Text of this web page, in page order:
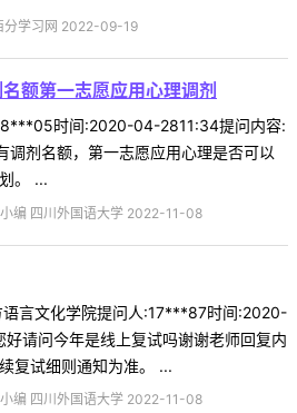
分学习网 2022-09-19
额第一志愿应用心理调剂
时间:2020-04-2811:34提问内容:
调剂名额，第一志愿应用心理是否可以
。 ...
编 四川外国语大学 2022-11-08
语言文化学院提问人:17***87时间:2020-
请问今年是线上复试吗谢谢老师回复内
复试细则通知为准。 ...
编 四川外国语大学 2022-11-08